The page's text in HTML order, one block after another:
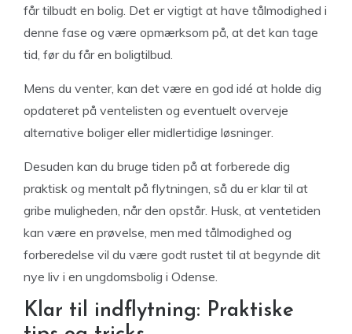
får tilbudt en bolig. Det er vigtigt at have tålmodighed i
denne fase og være opmærksom på, at det kan tage
tid, før du får en boligtilbud.
Mens du venter, kan det være en god idé at holde dig
opdateret på ventelisten og eventuelt overveje
alternative boliger eller midlertidige løsninger.
Desuden kan du bruge tiden på at forberede dig
praktisk og mentalt på flytningen, så du er klar til at
gribe muligheden, når den opstår. Husk, at ventetiden
kan være en prøvelse, men med tålmodighed og
forberedelse vil du være godt rustet til at begynde dit
nye liv i en ungdomsbolig i Odense.
Klar til indflytning: Praktiske